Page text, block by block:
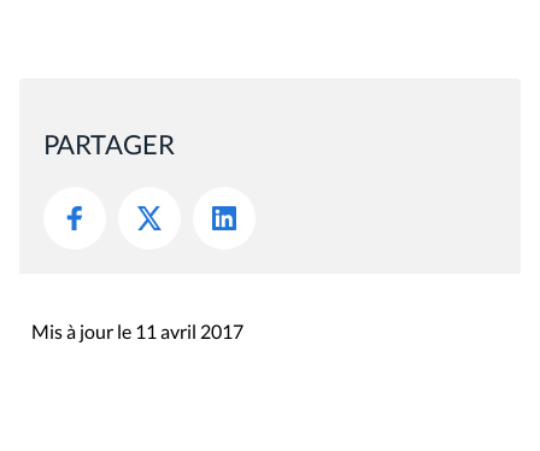
PARTAGER
Mis à jour le 11 avril 2017